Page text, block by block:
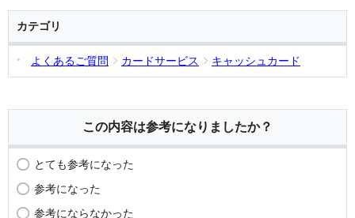
カテゴリ
よくあるご質問 カードサービス キャッシュカード
この内容は参考になりましたか？
とても参考になった
参考になった
参考にならなかった